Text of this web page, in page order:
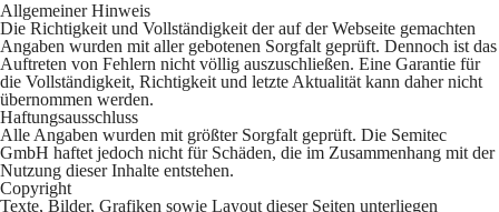
Allgemeiner Hinweis
Die Richtigkeit und Vollständigkeit der auf der Webseite gemachten
Angaben wurden mit aller gebotenen Sorgfalt geprüft. Dennoch ist das
Auftreten von Fehlern nicht völlig auszuschließen. Eine Garantie für
die Vollständigkeit, Richtigkeit und letzte Aktualität kann daher nicht
übernommen werden.
Haftungsausschluss
Alle Angaben wurden mit größter Sorgfalt geprüft. Die Semitec
GmbH haftet jedoch nicht für Schäden, die im Zusammenhang mit der
Nutzung dieser Inhalte entstehen.
Copyright
Texte, Bilder, Grafiken sowie Layout dieser Seiten unterliegen